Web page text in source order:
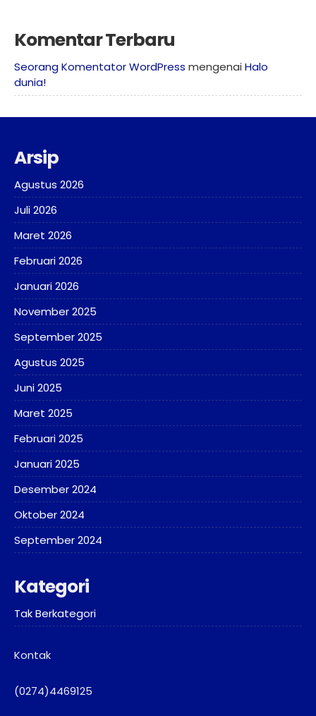
Komentar Terbaru
Seorang Komentator WordPress mengenai Halo
dunia!
Arsip
Agustus 2026
Juli 2026
Maret 2026
Februari 2026
Januari 2026
November 2025
September 2025
Agustus 2025
Juni 2025
Maret 2025
Februari 2025
Januari 2025
Desember 2024
Oktober 2024
September 2024
Kategori
Tak Berkategori
Kontak
(0274)4469125